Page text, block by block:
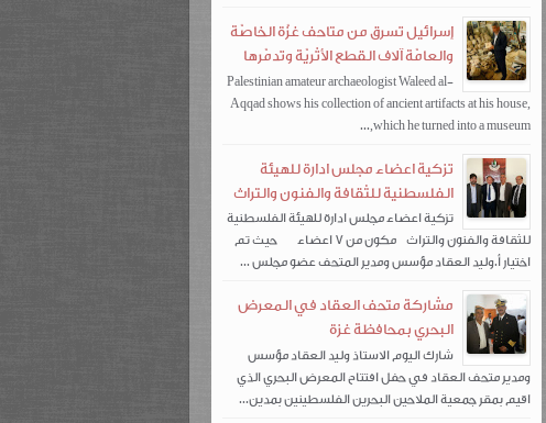
إسرائيل تسرق من متاحف غزّة الخاصّة
والعامّة آلاف القطع الأثريّة وتدمّرها
Palestinian amateur archaeologist Waleed al-
Aqqad shows his collection of ancient artifacts at his house,
which he turned into a museum,...
تزكية اعضاء مجلس ادارة للهيئة
الفلسطنية للثقافة والفنون والتراث
تزكية اعضاء مجلس ادارة للهيئة الفلسطنية
للثقافة والفنون والتراث مكون من 7 اعضاء حيث تم
اختيار أ.وليد العقاد مؤسس ومدير المتحف عضو مجلس ...
مشاركة متحف العقاد في المعرض
البحري بمحافظة غزة
شارك اليوم الاستاذ وليد العقاد مؤسس
ومدير متحف العقاد في حفل افتتاح المعرض البحري الذي
اقيم بمقر جمعية الملاحين البحرين الفلسطينين بمدين...